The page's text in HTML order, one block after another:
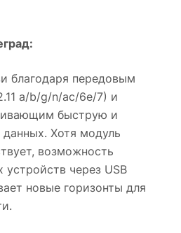
благодаря передовым
a/b/g/n/ac/6e/7) и
быструю и
Хотя модуль
возможность
через USB
новые горизонты для